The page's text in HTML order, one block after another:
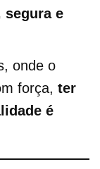
e
onde o
força, ter
é